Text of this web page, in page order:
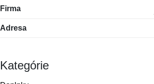
Firma
Adresa
Kategórie